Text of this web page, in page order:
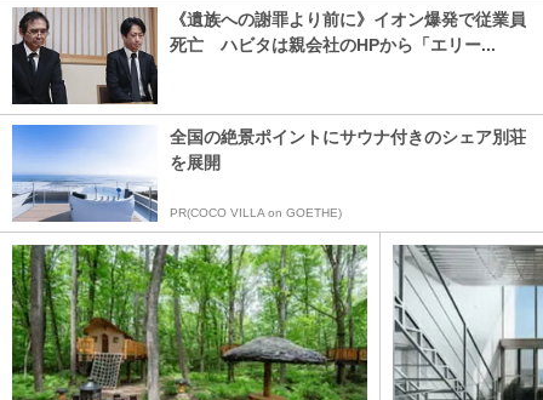
《遺族への謝罪より前に》イオン爆発で従業員
死亡 ハビタは親会社のHPから「エリー...
全国の絶景ポイントにサウナ付きのシェア別荘
を展開
PR(COCO VILLA on GOETHE)